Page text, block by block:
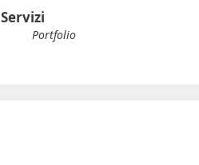
Servizi
Portfolio